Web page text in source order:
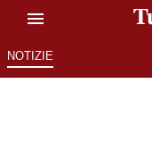
NOTIZIE